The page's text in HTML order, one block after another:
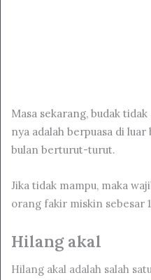
Masa sekarang, budak
nya adalah berpuasa di luar
bulan berturut-turut.
Jika tidak mampu, maka
orang fakir miskin sebesar
Hilang akal
Hilang akal adalah salah